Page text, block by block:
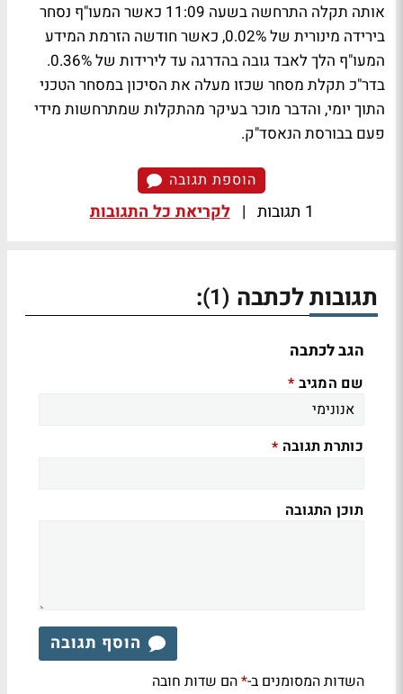
אותה תקלה התרחשה בשעה 11:09 כאשר המעו"ף נסחר
בירידה מינורית של 0.02%, כאשר חודשה הזרמת המידע
המעו"ף הלך לאבד גובה בהדרגה עד לירידות של 0.36%.
בדר"כ תקלת מסחר שכזו מעלה את הסיכון במסחר הטכני
התוך יומי, והדבר מוכר בעיקר מהתקלות שמתרחשות מידי
פעם בבורסת הנאסד"ק.
הוספת תגובה
1 תגובות | לקריאת כל התגובות
תגובות לכתבה (1)
:
הגב לכתבה
שם המגיב *
כותרת תגובה *
תוכן התגובה
הוסף תגובה
השדות המסומנים ב-*הם שדות חובה